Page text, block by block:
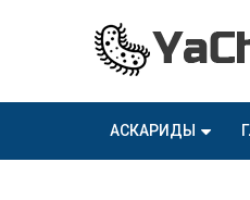
АСКАРИДЫ